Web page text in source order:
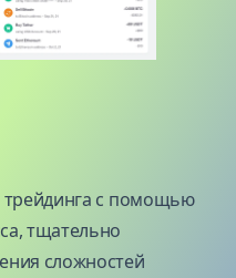
трейдинга с помощью
тщательно
сложностей